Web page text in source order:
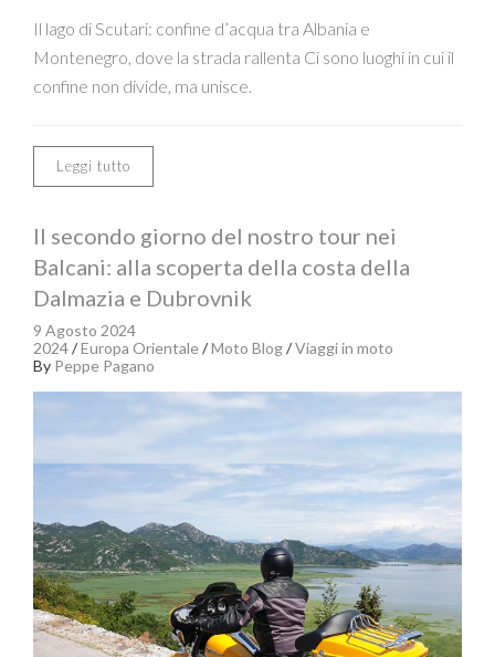
Il lago di Scutari: confine d’acqua tra Albania e
Montenegro, dove la strada rallenta Ci sono luoghi in cui il
confine non divide, ma unisce.
Leggi tutto
Il secondo giorno del nostro tour nei
Balcani: alla scoperta della costa della
Dalmazia e Dubrovnik
9 Agosto 2024
2024/Europa Orientale/Moto Blog/Viaggi in moto
By Peppe Pagano